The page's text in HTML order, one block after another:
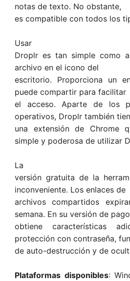
notas de texto. No obstante,
es compatible con todos los
Usar
Droplr es tan simple como
archivo en el icono del
escritorio. Proporciona un
puede compartir para facilitar
el acceso. Aparte de los
operativos, Droplr también
una extensión de Chrome
simple y poderosa de utilizar
La
versión gratuita de la
inconveniente. Los enlaces de
archivos compartidos
semana. En su versión de
obtiene características
protección con contraseña,
de auto-destrucción y de
Plataformas disponibles: